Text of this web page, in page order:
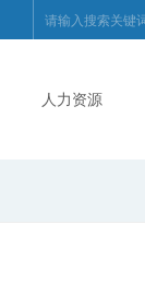
人力资源